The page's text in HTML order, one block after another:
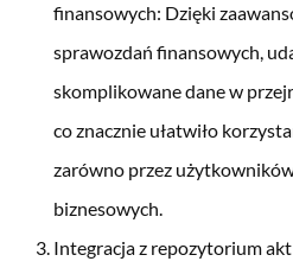
finansowych: Dzięki
sprawozdań finansowych,
skomplikowane dane w
co znacznie ułatwiło
zarówno przez
biznesowych.
Integracja z repozytorium